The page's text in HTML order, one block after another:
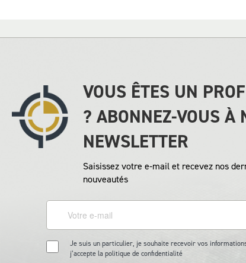
VOUS ÊTES UN
? ABONNEZ-VOUS À
NEWSLETTER
Saisissez votre e-mail et recevez nos
nouveautés
Je suis un particulier, je souhaite recevoir vos
j’accepte la politique de confidentialité